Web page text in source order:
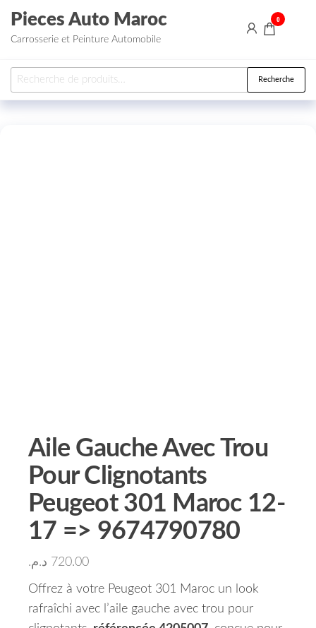
Aller au contenu
Pieces Auto Maroc
Carrosserie et Peinture Automobile
0
Recherche pour : Recherche
Aile Gauche Avec Trou
Pour Clignotants
Peugeot 301 Maroc 12-
17 => 9674790780
720.00 د.م.
Offrez à votre Peugeot 301 Maroc un look
rafraîchi avec l’aile gauche avec trou pour